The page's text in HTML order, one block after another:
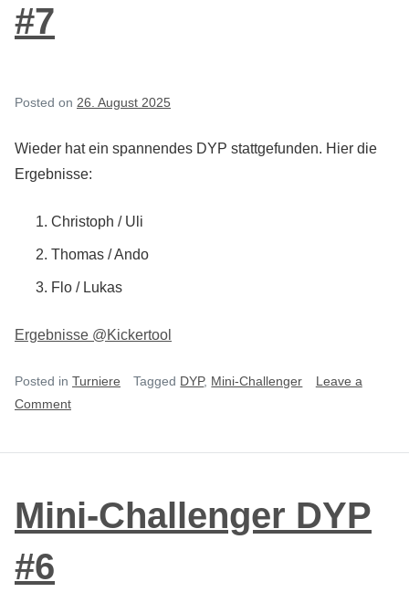
#7
Posted on 26. August 2025
Wieder hat ein spannendes DYP stattgefunden. Hier die
Ergebnisse:
Christoph / Uli
Thomas / Ando
Flo / Lukas
Ergebnisse @Kickertool
Posted in Turniere Tagged DYP, Mini-Challenger
Leave a
Commenton
Mini-Challenger DYP
#6